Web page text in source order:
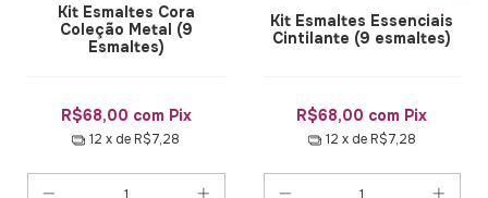
Kit Esmaltes Cora
Coleção Metal (9
Esmaltes)
R$68,00 com Pix
12 x de R$7,28
Kit Esmaltes Essenciais
Cintilante (9 esmaltes)
R$68,00 com Pix
12 x de R$7,28